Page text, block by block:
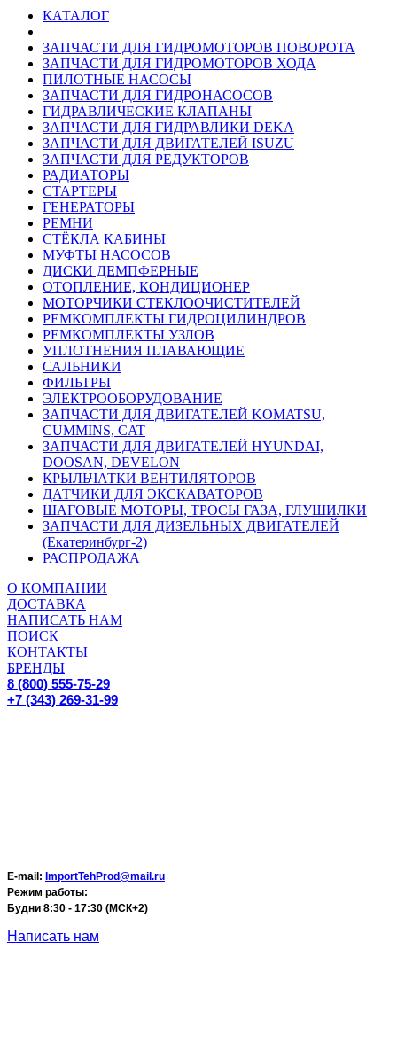
КАТАЛОГ
ЗАПЧАСТИ ДЛЯ ГИДРОМОТОРОВ ПОВОРОТА
ЗАПЧАСТИ ДЛЯ ГИДРОМОТОРОВ ХОДА
ПИЛОТНЫЕ НАСОСЫ
ЗАПЧАСТИ ДЛЯ ГИДРОНАСОСОВ
ГИДРАВЛИЧЕСКИЕ КЛАПАНЫ
ЗАПЧАСТИ ДЛЯ ГИДРАВЛИКИ DEKA
ЗАПЧАСТИ ДЛЯ ДВИГАТЕЛЕЙ ISUZU
ЗАПЧАСТИ ДЛЯ РЕДУКТОРОВ
РАДИАТОРЫ
СТАРТЕРЫ
ГЕНЕРАТОРЫ
РЕМНИ
СТЁКЛА КАБИНЫ
МУФТЫ НАСОСОВ
ДИСКИ ДЕМПФЕРНЫЕ
ОТОПЛЕНИЕ, КОНДИЦИОНЕР
МОТОРЧИКИ СТЕКЛООЧИСТИТЕЛЕЙ
РЕМКОМПЛЕКТЫ ГИДРОЦИЛИНДРОВ
РЕМКОМПЛЕКТЫ УЗЛОВ
УПЛОТНЕНИЯ ПЛАВАЮЩИЕ
САЛЬНИКИ
ФИЛЬТРЫ
ЭЛЕКТРООБОРУДОВАНИЕ
ЗАПЧАСТИ ДЛЯ ДВИГАТЕЛЕЙ KOMATSU,
CUMMINS, CAT
ЗАПЧАСТИ ДЛЯ ДВИГАТЕЛЕЙ HYUNDAI,
DOOSAN, DEVELON
КРЫЛЬЧАТКИ ВЕНТИЛЯТОРОВ
ДАТЧИКИ ДЛЯ ЭКСКАВАТОРОВ
ШАГОВЫЕ МОТОРЫ, ТРОСЫ ГАЗА, ГЛУШИЛКИ
ЗАПЧАСТИ ДЛЯ ДИЗЕЛЬНЫХ ДВИГАТЕЛЕЙ
(Екатеринбург-2)
РАСПРОДАЖА
О КОМПАНИИ
ДОСТАВКА
НАПИСАТЬ НАМ
ПОИСК
КОНТАКТЫ
БРЕНДЫ
8 (800) 555-75-29
+7 (343) 269-31-99
E-mail: ImportTehProd@mail.ru
Режим работы:
Будни 8:30 - 17:30 (МСК+2)
Написать нам